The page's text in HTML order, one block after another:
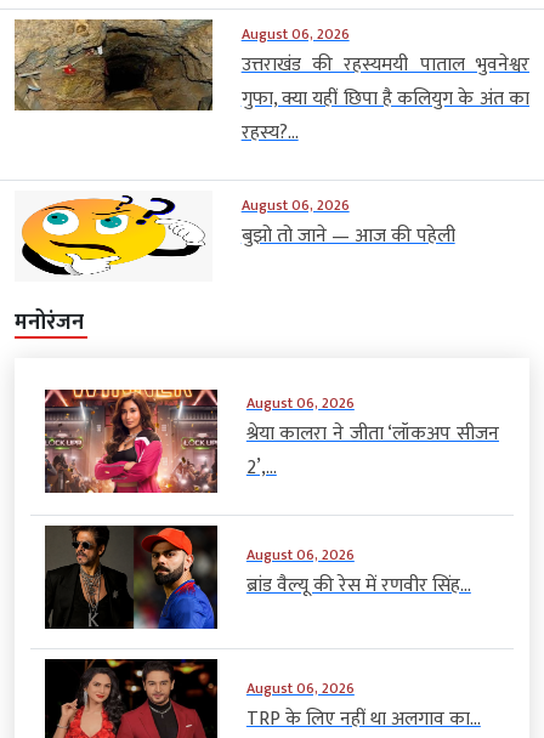
August 06, 2026
उत्तराखंड की रहस्यमयी पाताल भुवनेश्वर
गुफा, क्या यहीं छिपा है कलियुग के अंत का
रहस्य?...
August 06, 2026
बुझो तो जाने — आज की पहेली
मनोरंजन
August 06, 2026
श्रेया कालरा ने जीता ‘लॉकअप सीजन
2’,...
August 06, 2026
ब्रांड वैल्यू की रेस में रणवीर सिंह...
August 06, 2026
TRP के लिए नहीं था अलगाव का...